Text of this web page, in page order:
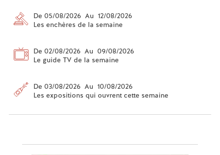
De 05/08/2026 Au 12/08/2026
Les enchères de la semaine
De 02/08/2026 Au 09/08/2026
Le guide TV de la semaine
De 03/08/2026 Au 10/08/2026
Les expositions qui ouvrent cette semaine